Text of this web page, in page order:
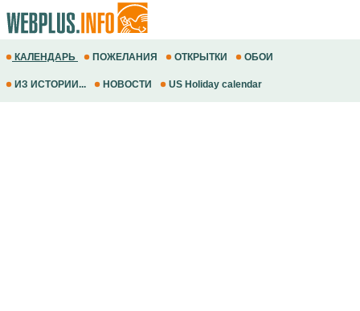
КАЛЕНДАРЬ ПОЖЕЛАНИЯ ОТКРЫТКИ ОБОИ
ИЗ ИСТОРИИ... НОВОСТИ US Holiday calendar